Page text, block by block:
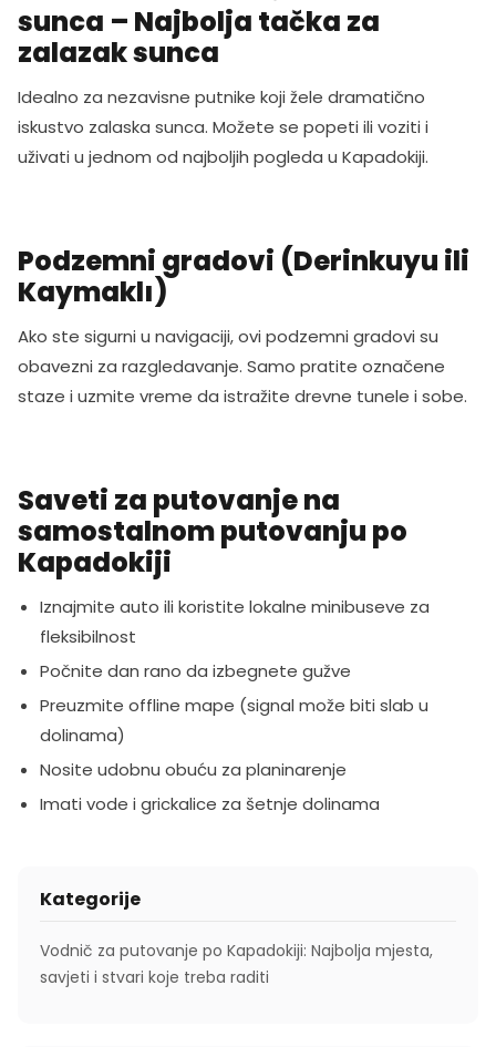
sunca – Najbolja tačka za
zalazak sunca
Idealno za nezavisne putnike koji žele dramatično
iskustvo zalaska sunca. Možete se popeti ili voziti i
uživati u jednom od najboljih pogleda u Kapadokiji.
Podzemni gradovi (Derinkuyu ili
Kaymaklı)
Ako ste sigurni u navigaciji, ovi podzemni gradovi su
obavezni za razgledavanje. Samo pratite označene
staze i uzmite vreme da istražite drevne tunele i sobe.
Saveti za putovanje na
samostalnom putovanju po
Kapadokiji
Iznajmite auto ili koristite lokalne minibuseve za
fleksibilnost
Počnite dan rano da izbegnete gužve
Preuzmite offline mape (signal može biti slab u
dolinama)
Nosite udobnu obuću za planinarenje
Imati vode i grickalice za šetnje dolinama
Kategorije
Vodnič za putovanje po Kapadokiji: Najbolja mjesta,
savjeti i stvari koje treba raditi